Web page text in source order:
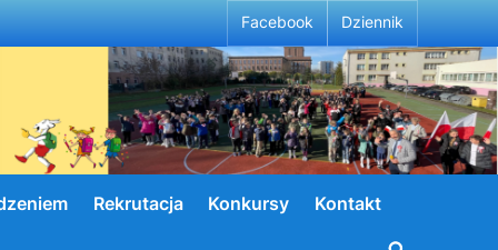
Facebook Dziennik
Rekrutacja Konkursy Kontakt